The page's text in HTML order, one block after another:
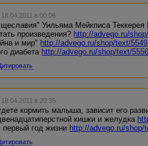
в 00:06
Уильяма Мейкписа Теккерея
произведения? http://advego.ru/
и мир" http://advego.ru/shop/text/
диабета http://advego.ru/shop/text/
в 20:35
кормить малыша, зависит его
кишки и желудка
первый год жизни http://advego.ru/shop/